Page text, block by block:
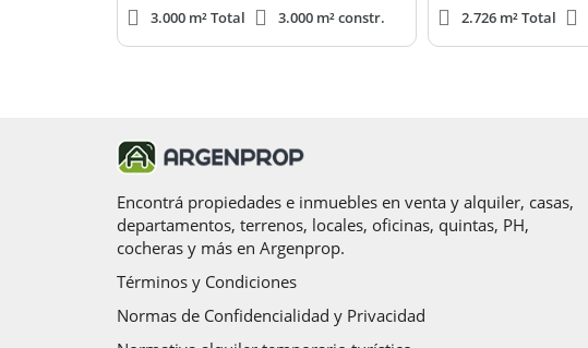
3.000 m² Total 3.000 m² constr. 2.726 m² Total
Encontrá propiedades e inmuebles en venta y alquiler, casas,
departamentos, terrenos, locales, oficinas, quintas, PH,
cocheras y más en Argenprop.
Términos y Condiciones
Normas de Confidencialidad y Privacidad